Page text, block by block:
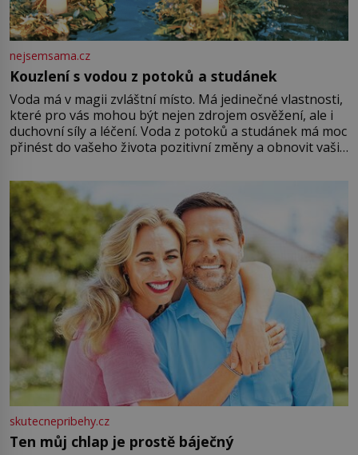
nejsemsama.cz
Kouzlení s vodou z potoků a studánek
Voda má v magii zvláštní místo. Má jedinečné vlastnosti,
které pro vás mohou být nejen zdrojem osvěžení, ale i
duchovní síly a léčení. Voda z potoků a studánek má moc
přinést do vašeho života pozitivní změny a obnovit vaši
můžete obohatit své rituály a přinést do svého života
větší harmonii a klid. Je důležité
skutecnepribehy.cz
Ten můj chlap je prostě báječný